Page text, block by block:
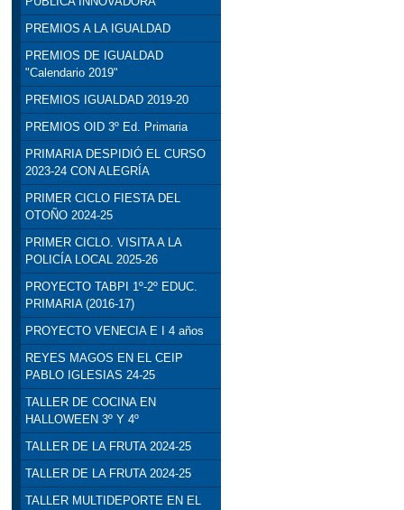
PREMIOS A LA IGUALDAD
PREMIOS DE IGUALDAD
"Calendario 2019"
PREMIOS IGUALDAD 2019-20
PREMIOS OID 3º Ed. Primaria
PRIMARIA DESPIDIÓ EL CURSO
2023-24 CON ALEGRÍA
PRIMER CICLO FIESTA DEL
OTOÑO 2024-25
PRIMER CICLO. VISITA A LA
POLICÍA LOCAL 2025-26
PROYECTO TABPI 1º-2º EDUC.
PRIMARIA (2016-17)
PROYECTO VENECIA E I 4 años
REYES MAGOS EN EL CEIP
PABLO IGLESIAS 24-25
TALLER DE COCINA EN
HALLOWEEN 3º Y 4º
TALLER DE LA FRUTA 2024-25
TALLER DE LA FRUTA 2024-25
TALLER MULTIDEPORTE EN EL